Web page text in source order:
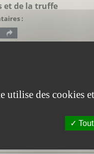
et de la truffe
:
(11) et 28 km de
04-les-marches/
utilise des cookies